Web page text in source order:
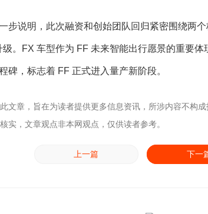
步说明，此次融资和创始团队回归紧密围绕两
级。FX 车型作为 FF 未来智能出行愿景的重要体
碑，标志着 FF 正式进入量产新阶段。
文章，旨在为读者提供更多信息资讯，所涉内容不构
实，文章观点非本网观点，仅供读者参考。
上一篇 下一